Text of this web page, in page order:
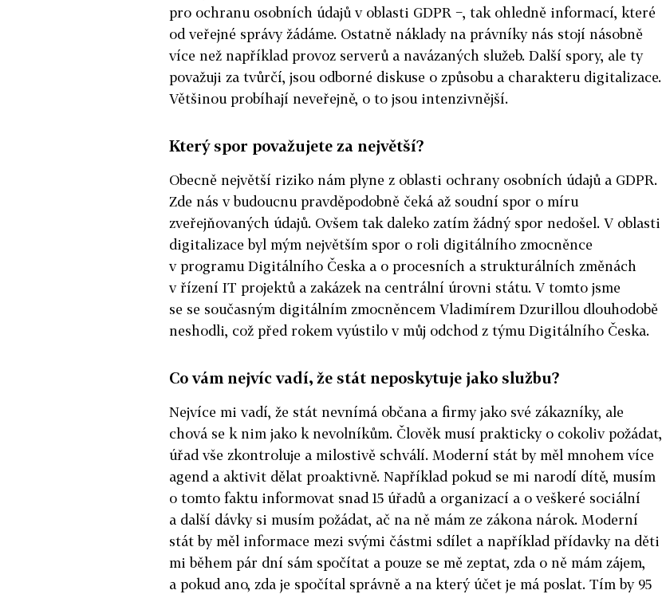
pro ochranu osobních údajů v oblasti GDPR −, tak ohledně informací, které
od veřejné správy žádáme. Ostatně náklady na právníky nás stojí násobně
více než například provoz serverů a navázaných služeb. Další spory, ale ty
považuji za tvůrčí, jsou odborné diskuse o způsobu a charakteru digitalizace.
Většinou probíhají neveřejně, o to jsou intenzivnější.
Který spor považujete za největší?
Obecně největší riziko nám plyne z oblasti ochrany osobních údajů a GDPR.
Zde nás v budoucnu pravděpodobně čeká až soudní spor o míru
zveřejňovaných údajů. Ovšem tak daleko zatím žádný spor nedošel. V oblasti
digitalizace byl mým největším spor o roli digitálního zmocněnce
v programu Digitálního Česka a o procesních a strukturálních změnách
v řízení IT projektů a zakázek na centrální úrovni státu. V tomto jsme
se se současným digitálním zmocněncem Vladimírem Dzurillou dlouhodobě
neshodli, což před rokem vyústilo v můj odchod z týmu Digitálního Česka.
Co vám nejvíc vadí, že stát neposkytuje jako službu?
Nejvíce mi vadí, že stát nevnímá občana a firmy jako své zákazníky, ale
chová se k nim jako k nevolníkům. Člověk musí prakticky o cokoliv požádat,
úřad vše zkontroluje a milostivě schválí. Moderní stát by měl mnohem více
agend a aktivit dělat proaktivně. Například pokud se mi narodí dítě, musím
o tomto faktu informovat snad 15 úřadů a organizací a o veškeré sociální
a další dávky si musím požádat, ač na ně mám ze zákona nárok. Moderní
stát by měl informace mezi svými částmi sdílet a například přídavky na děti
mi během pár dní sám spočítat a pouze se mě zeptat, zda o ně mám zájem,
a pokud ano, zda je spočítal správně a na který účet je má poslat. Tím by 95